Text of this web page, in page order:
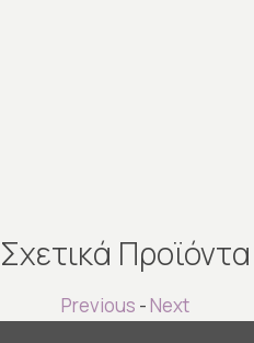
Σχετικά Προϊόντα
Previous -Next